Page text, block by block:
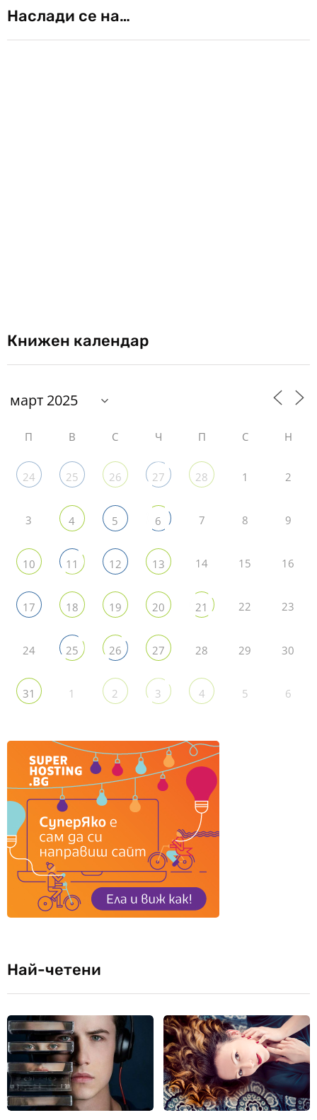
Наслади се на…
Книжен календар
П В С Ч П С Н
24 25 26 27 28 1 2
3 4 5 6 7 8 9
10 11 12 13 14 15 16
17 18 19 20 21 22 23
24 25 26 27 28 29 30
31 1 2 3 4 5 6
Най-четени